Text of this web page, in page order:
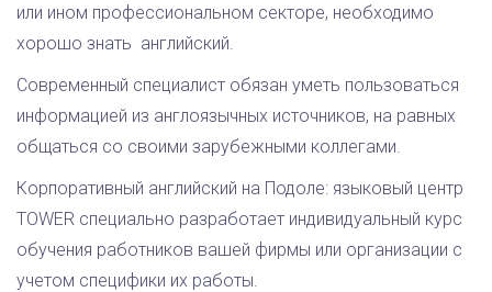
или ином профессиональном секторе, необходимо
хорошо знать английский.
Современный специалист обязан уметь пользоваться
информацией из англоязычных источников, на равных
общаться со своими зарубежными коллегами.
Корпоративный английский на Подоле: языковый центр
TOWER специально разработает индивидуальный курс
обучения работников вашей фирмы или организации с
учетом специфики их работы.